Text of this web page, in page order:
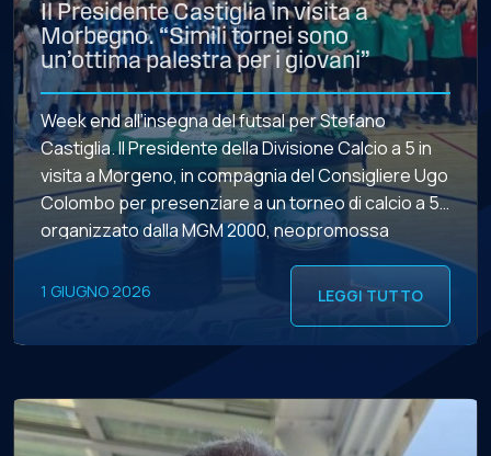
Il Presidente Castiglia in visita a
Morbegno. “Simili tornei sono
un’ottima palestra per i giovani”
Week end all’insegna del futsal per Stefano
Castiglia. Il Presidente della Divisione Calcio a 5 in
visita a Morgeno, in compagnia del Consigliere Ugo
Colombo per presenziare a un torneo di calcio a 5
organizzato dalla MGM 2000, neopromossa
capace di qualificarsi per i playoff al primo anno di
Serie A2 Élite. CASTIGLIA – “È […]
1 GIUGNO 2026 LEGGI TUTTO